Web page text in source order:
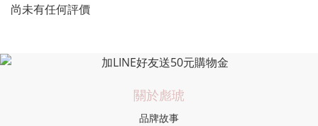
尚未有任何評價
關於彪琥
品牌故事